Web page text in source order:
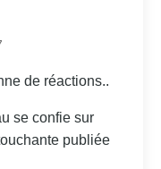
de réactions..
se confie sur
publiée